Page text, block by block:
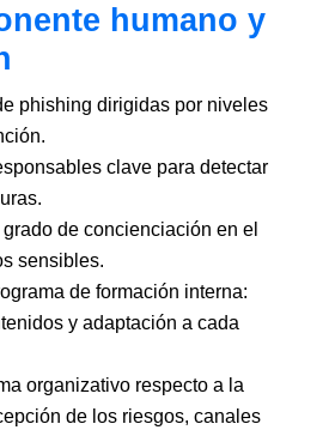
humano y
phishing dirigidas por niveles
clave para detectar
de concienciación en el
sensibles.
de formación interna:
y adaptación a cada
organizativo respecto a la
de los riesgos, canales